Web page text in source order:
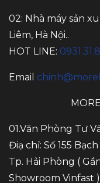
02: Nhà máy sản
Liêm, Hà Nội..
HOT LINE:
Email
01.Văn Phòng Tư
Điạ chỉ: Số 155
Tp. Hải Phòng (
Showroom Vinfast )